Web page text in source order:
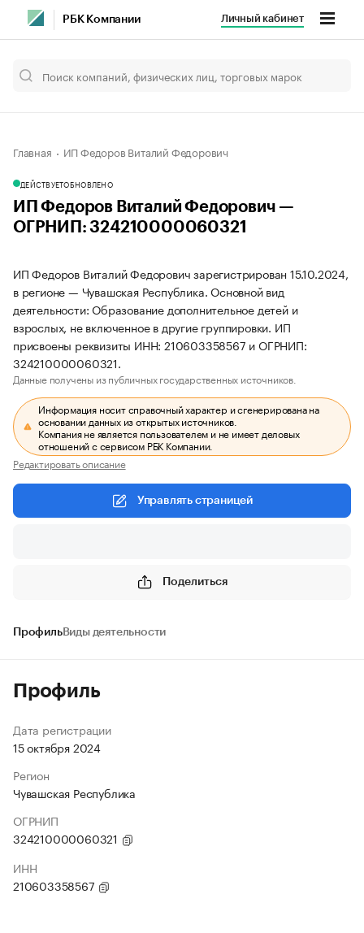
РБК Компании Личный кабинет
Главная ИП Федоров Виталий Федорович
ДЕЙСТВУЕТОБНОВЛЕНО
ИП Федоров Виталий Федорович —
ОГРНИП: 324210000060321
ИП Федоров Виталий Федорович зарегистрирован 15.10.2024,
в регионе — Чувашская Республика. Основной вид
деятельности: Образование дополнительное детей и
взрослых, не включенное в другие группировки. ИП
присвоены реквизиты ИНН: 210603358567 и ОГРНИП:
324210000060321.
Данные получены из публичных государственных источников.
Информация носит справочный характер и сгенерирована на
основании данных из открытых источников.
Компания не является пользователем и не имеет деловых
отношений с сервисом РБК Компании.
Редактировать описание
Управлять страницей
Поделиться
ПрофильВиды деятельности
Профиль
Дата регистрации
15 октября 2024
Регион
Чувашская Республика
ОГРНИП
324210000060321
ИНН
210603358567